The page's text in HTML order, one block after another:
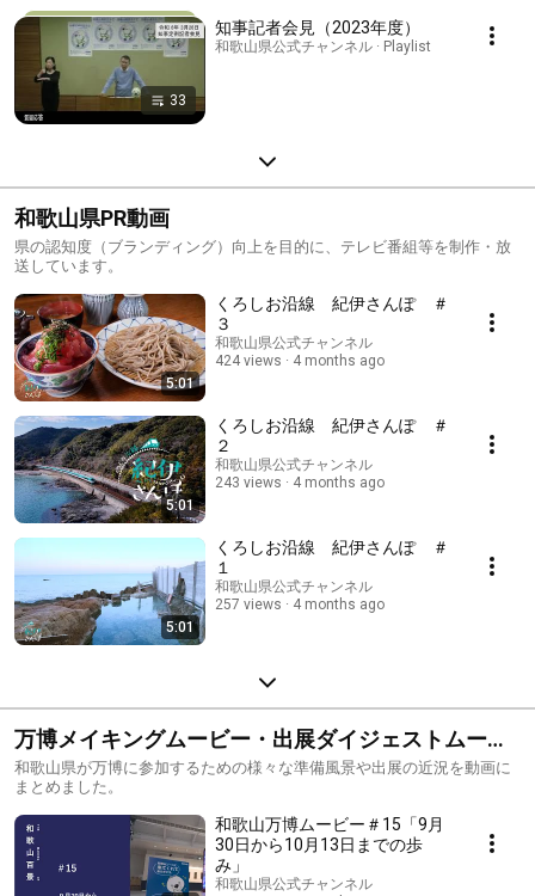
33
知事記者会見（2023年度）
和歌山県公式チャンネル · Playlist
和歌山県PR動画
県の認知度（ブランディング）向上を目的に、テレビ番組等を制作・放
送しています。
5:01
くろしお沿線 紀伊さんぽ ＃
３
和歌山県公式チャンネル
424 views
4 months ago
5:01
くろしお沿線 紀伊さんぽ ＃
２
和歌山県公式チャンネル
243 views
4 months ago
5:01
くろしお沿線 紀伊さんぽ ＃
１
和歌山県公式チャンネル
257 views
4 months ago
万博メイキングムービー・出展ダイジェストムービ
ー
和歌山県が万博に参加するための様々な準備風景や出展の近況を動画に
まとめました。
和歌山万博ムービー＃15「9月
30日から10月13日までの歩
み」
和歌山県公式チャンネル